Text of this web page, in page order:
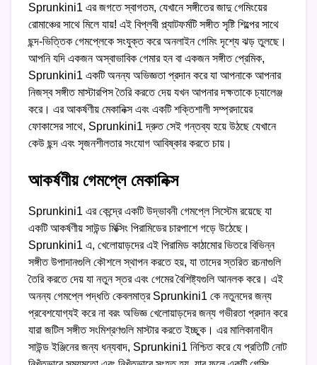
Sprunkini1 এর জগতে স্বাগতম, যেখানে সঙ্গীতের জাদু গেমিংয়ের
রোমাঞ্চের সাথে মিলে যায়! এই বিপ্লবী প্ল্যাটফর্মটি সঙ্গীত সৃষ্টি শিল্পের সাথে
ছন্দ-ভিত্তিক গেমপ্লেকে সংযুক্ত করে অনলাইন গেমিং দৃশ্যে ঝড় তুলছে।
আপনি যদি একজন অস্বাভাবিক গেমার হন বা একজন সঙ্গীত প্রেমিক,
Sprunkini1 একটি অনন্য অভিজ্ঞতা প্রদান করে যা আপনাকে আপনার
নিজস্ব সঙ্গীত মাস্টারপিস তৈরি করতে দেয় যখন আপনার দক্ষতাকে চ্যালেঞ্জ
করে। এর আকর্ষণীয় মেকানিক্স এবং একটি শক্তিশালী সম্প্রদায়ের
ফোকাসের সাথে, Sprunkini1 দ্রুত সেই গন্তব্য হয়ে উঠছে যেখানে
কেউ ছন্দ এবং সৃজনশীলতার সংযোগ আবিষ্কার করতে চায়।
আকর্ষণীয় গেমপ্লে মেকানিক্স
Sprunkini1 এর কেন্দ্রে একটি উদ্ভাবনী গেমপ্লে সিস্টেম রয়েছে যা
একটি আকর্ষণীয় সাউন্ড মিক্সিং পিরামিডের চারপাশে গড়ে উঠেছে।
Sprunkini1 এ, খেলোয়াড়দের এই পিরামিড কাঠামোর ভিতরে বিভিন্ন
সঙ্গীত উপাদানগুলি কৌশলে স্থাপন করতে হয়, যা তাদের স্তরিত রচনাগুলি
তৈরি করতে দেয় যা নতুন স্তর এবং গেমের বৈশিষ্ট্যগুলি আনলক করে। এই
অনন্য গেমপ্লে পদ্ধতি কেবলমাত্র Sprunkini1 কে নতুনদের জন্য
প্রবেশযোগ্যই করে না বরং অভিজ্ঞ খেলোয়াড়দের জন্য গভীরতা প্রদান করে
যারা জটিল সঙ্গীত সংমিশ্রণগুলি মাস্টার করতে ইচ্ছুক। এর মালিকানাধীন
সাউন্ড ইঞ্জিনের জন্য ধন্যবাদ, Sprunkini1 নিশ্চিত করে যে প্রতিটি নোট